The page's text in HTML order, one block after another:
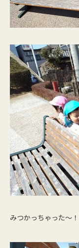
みつかっちゃった～！